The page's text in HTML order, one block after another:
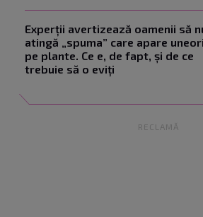
Experții avertizează oamenii să
atingă „spuma” care apare uneori
pe plante. Ce e, de fapt, și de ce
trebuie să o eviți
RECLAMĂ